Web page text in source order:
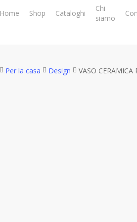
Home Shop Cataloghi
Chi
siamo
Per la casa Design VASO